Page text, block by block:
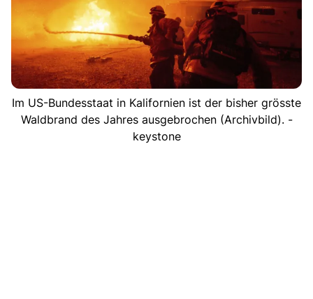
Im US-Bundesstaat in Kalifornien ist der bisher grösste
Waldbrand des Jahres ausgebrochen (Archivbild). -
keystone